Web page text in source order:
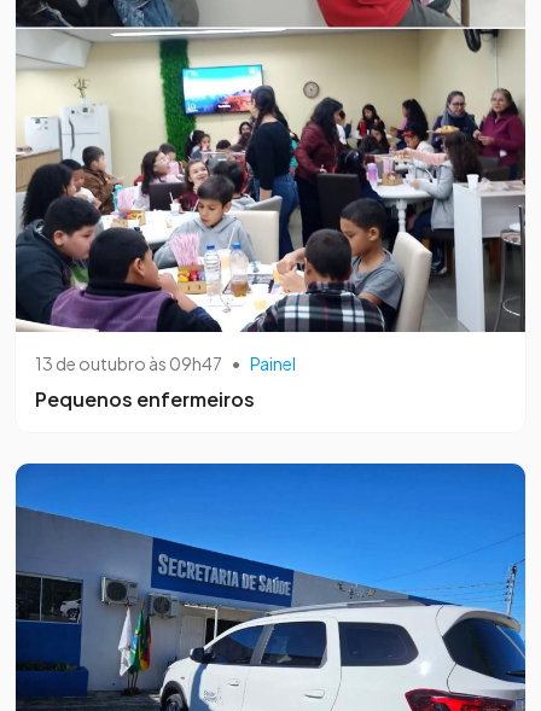
13 de outubro às 09h47 • Painel
Pequenos enfermeiros